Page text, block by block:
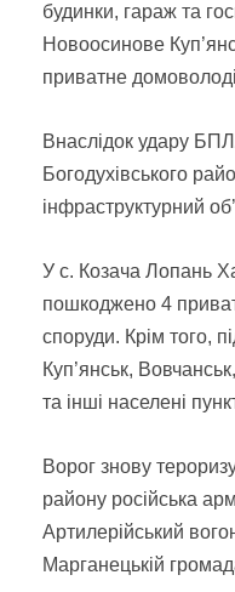
будинки, гараж та
Новоосинове
приватне
Внаслідок удару
Богодухівського
інфраструктурний
У с. Козача Лопань
пошкоджено 4
споруди. Крім того,
Куп’янськ,
та інші населені
Ворог знову
району російська
Артилерійський
Марганецькій